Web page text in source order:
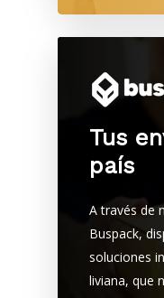
Tus
país
A través de
Buspack,
soluciones
liviana, que